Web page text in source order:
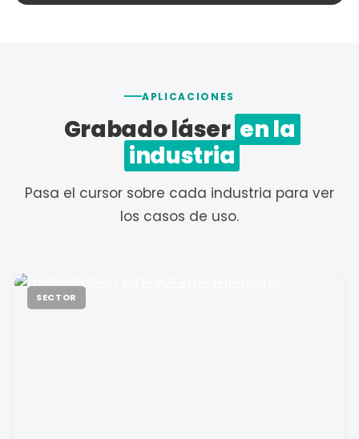
APLICACIONES
Grabado láser en la
industria
Pasa el cursor sobre cada industria para ver
los casos de uso.
SECTOR